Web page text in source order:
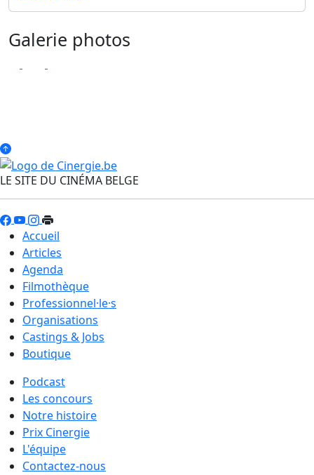
Galerie photos
LE SITE DU CINÉMA BELGE
Accueil
Articles
Agenda
Filmothèque
Professionnel·le·s
Organisations
Castings & Jobs
Boutique
Podcast
Les concours
Notre histoire
Prix Cinergie
L'équipe
Contactez-nous